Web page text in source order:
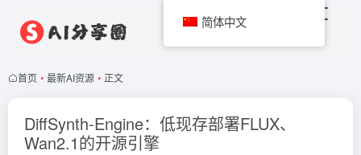
首页 • 最新AI资源 • 正文
DiffSynth-Engine：低现存部署FLUX、
Wan2.1的开源引擎
简体中文